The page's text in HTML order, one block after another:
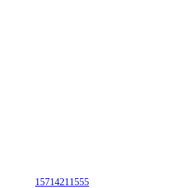
15714211555